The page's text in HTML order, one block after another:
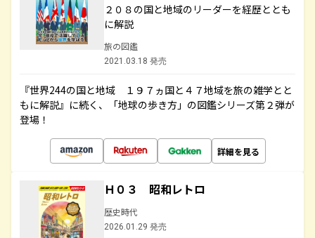
２０８の国と地域のリーダーを経歴ととも
に解説
旅の図鑑
2021.03.18 発売
『世界244の国と地域 １９７ヵ国と４７地域を旅の雑学とと
もに解説』に続く、「地球の歩き方」の図鑑シリーズ第２弾が
登場！
詳細を見る
Ｈ０３ 昭和レトロ
歴史時代
2026.01.29 発売